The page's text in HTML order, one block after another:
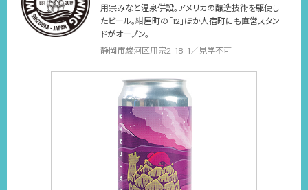
用宗みなと温泉併設。アメリカの醸造技術を駆使し
たビール。紺屋町の「12」ほか人宿町にも直営スタン
ドがオープン。
静岡市駿河区用宗2-18-1／見学不可